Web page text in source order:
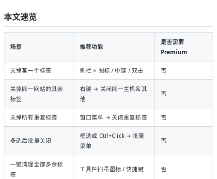
本文速览
场景 推荐功能
是否需要
Premium
关掉某一个标签 侧栏 × 图标 / 中键 / 双击 否
关掉同一网站的其余
标签
右键 → 关闭同一主机名其
他
否
关掉所有重复标签 窗口菜单 → 关闭重复标签 否
多选后批量关闭
框选或 Ctrl+Click → 批量
菜单
否
一键清理全部多余标
签
工具栏扫帚图标 / 快捷键 否